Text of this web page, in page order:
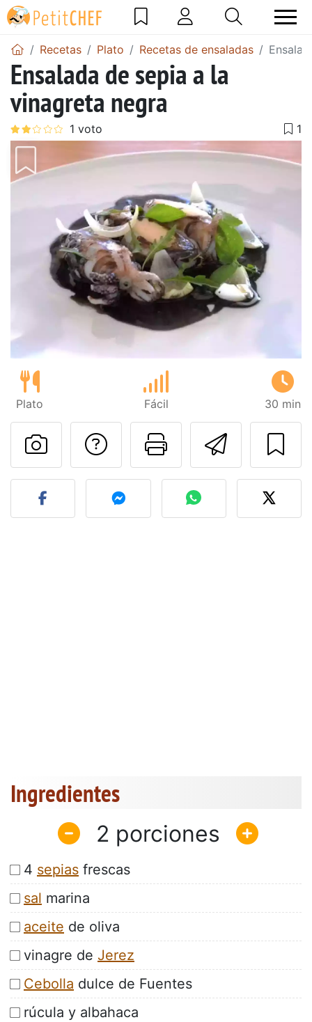
Recetas Plato Recetas de ensaladas
Ensalada de sepia a la
vinagreta negra
Plato Fácil 30 min
Imprimir
Preguntar al autor
Publicar la foto de esta
Ingredientes
2
4 sepias frescas
sal marina
aceite de oliva
vinagre de Jerez
Cebolla dulce de Fuentes
rúcula y albahaca